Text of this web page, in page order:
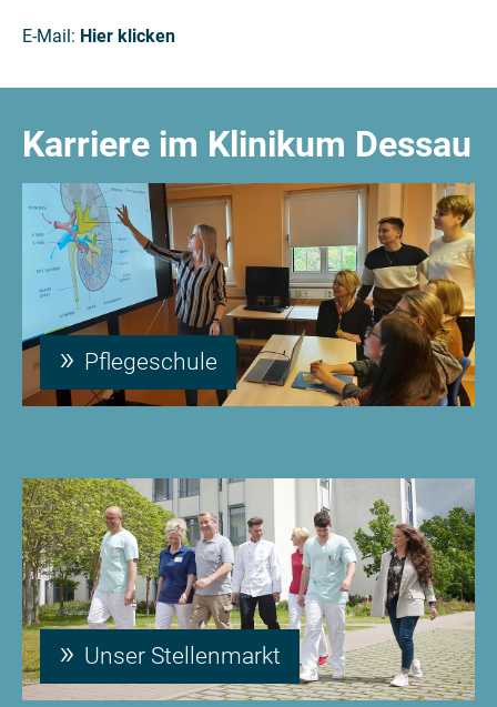
E-Mail: Hier klicken
Karriere im Klinikum Dessau
Pflegeschule
Unser Stellenmarkt